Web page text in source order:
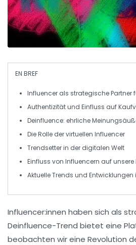
EN BREF
Influencer als strategische Partner
Authentizität und Einfluss auf
Deinfluence: ehrliche
Die Rolle dervirtuellen Influencer
Trendsetter in der digitalen Welt
Einfluss von Influencern auf unsere
AktuelleTrends und Entwicklungen
Influencer:innen haben sich als
Deinfluence-Trend bietet eine
beobachten wir eine Revolution